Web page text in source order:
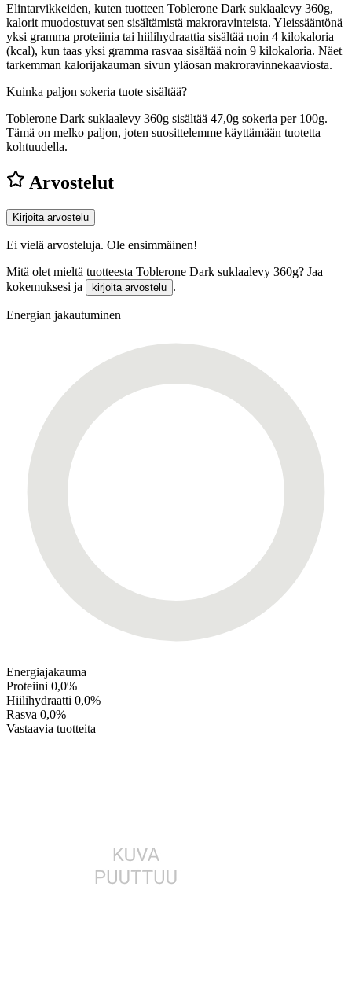
Elintarvikkeiden, kuten tuotteen Toblerone Dark suklaalevy 360g,
kalorit muodostuvat sen sisältämistä makroravinteista. Yleissääntönä
yksi gramma proteiinia tai hiilihydraattia sisältää noin 4 kilokaloria
(kcal), kun taas yksi gramma rasvaa sisältää noin 9 kilokaloria. Näet
tarkemman kalorijakauman sivun yläosan makroravinnekaaviosta.
Kuinka paljon sokeria tuote sisältää?
Toblerone Dark suklaalevy 360g sisältää 47,0g sokeria per 100g.
Tämä on melko paljon, joten suosittelemme käyttämään tuotetta
kohtuudella.
Arvostelut
Kirjoita arvostelu
Ei vielä arvosteluja. Ole ensimmäinen!
Mitä olet mieltä tuotteesta Toblerone Dark suklaalevy 360g? Jaa
kokemuksesi ja
kirjoita arvostelu .
Energian jakautuminen
Energiajakauma
Proteiini 0,0%
Hiilihydraatti 0,0%
Rasva 0,0%
Vastaavia tuotteita